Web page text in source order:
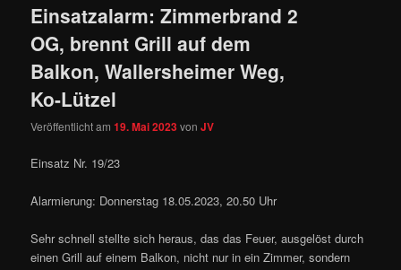
Einsatzalarm: Zimmerbrand 2
OG, brennt Grill auf dem
Balkon, Wallersheimer Weg,
Ko-Lützel
Veröffentlicht am19. Mai 2023vonJV
Einsatz Nr. 19/23
Alarmierung: Donnerstag 18.05.2023, 20.50 Uhr
Sehr schnell stellte sich heraus, das das Feuer, ausgelöst durch
einen Grill auf einem Balkon, nicht nur in ein Zimmer, sondern